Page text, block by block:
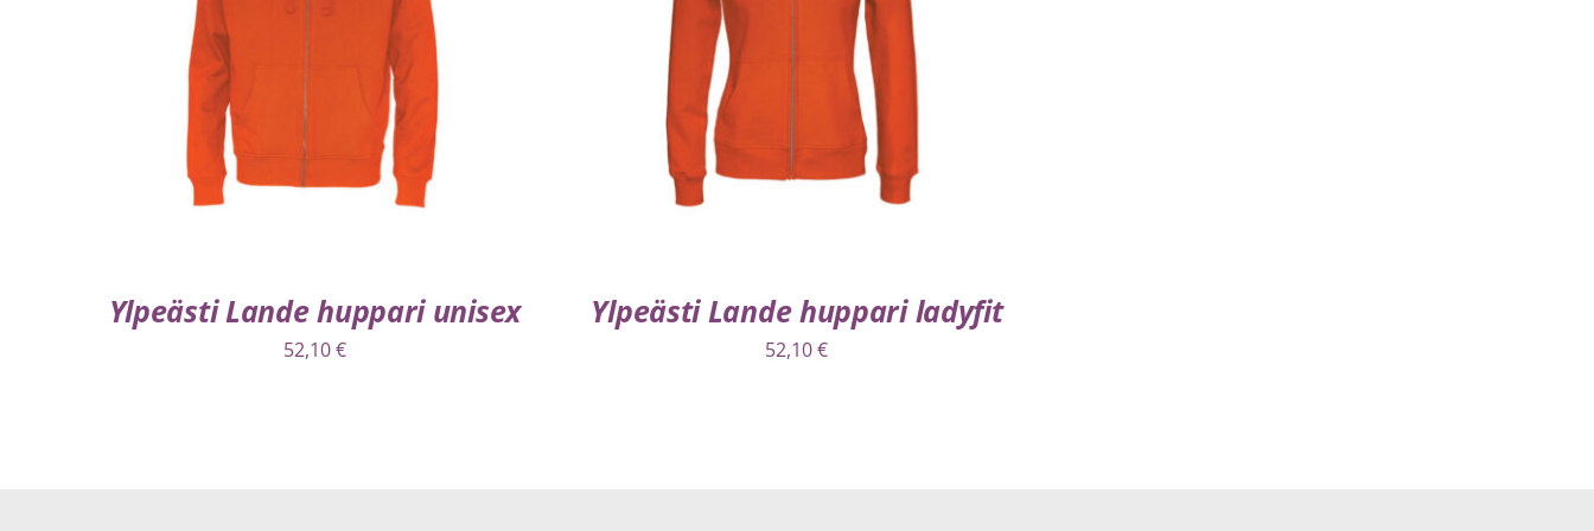
VALITSE VAIHTOEHDOISTA LISÄTIEDOT
Ylpeästi Lande huppari unisex
52,10€
VALITSE VAIHTOEHDOISTA / LISÄTIEDOT
Ylpeästi Lande huppari ladyfit
52,10€